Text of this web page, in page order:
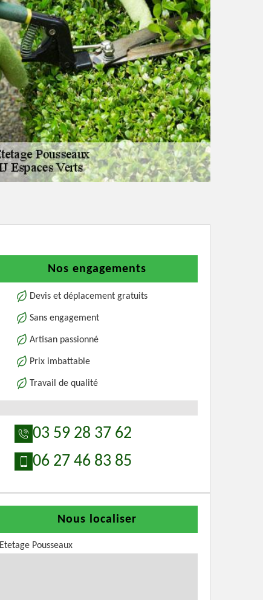
Nos engagements
Devis et déplacement gratuits
Sans engagement
Artisan passionné
Prix imbattable
Travail de qualité
03 59 28 37 62
06 27 46 83 85
Nous localiser
Etetage Pousseaux